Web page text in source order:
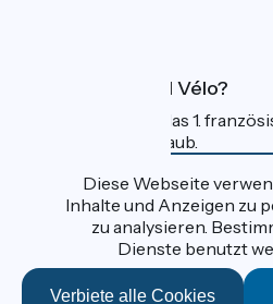
Was ist Accueil Vélo?
Accueil Vélo ist das 1.
Radfahrer im Urlaub.
Mehr
Gefördert im Rahmen von
Diese Webseite
Inhalte und Anzeigen zu
zu analysieren.
Dienste benutzt
Verbiete alle Cookies